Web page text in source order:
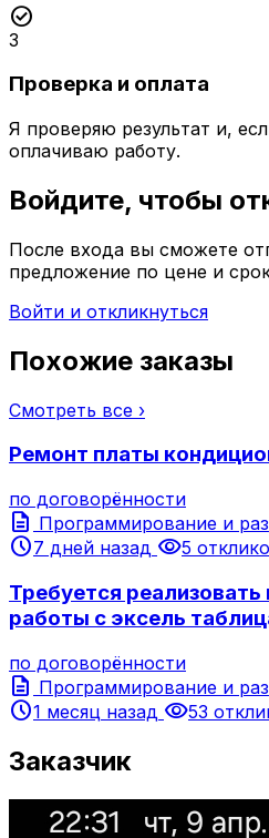
check_circle
3
Проверка и оплата
Я проверяю результат и,
оплачиваю работу.
Войдите, чтобы
После входа вы сможете
предложение по цене и
Войти и откликнуться
Похожие заказы
Смотреть все ›
Ремонт платы
по договорённости
description Программирование и
schedule7 дней назад visibility5
Требуется
работы с эксель
по договорённости
description Программирование и
schedule1 месяц назад visibility53
Заказчик